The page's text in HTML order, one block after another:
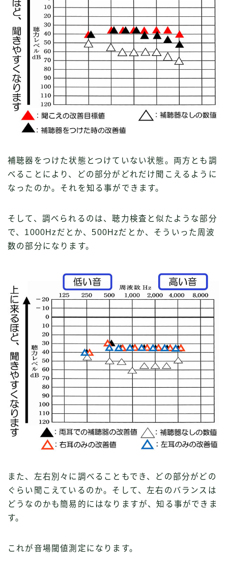
補聴器をつけた状態とつけていない状態。両方とも調
べることにより、どの部分がどれだけ聞こえるように
なったのか。それを知る事ができます。
そして、調べられるのは、聴力検査と似たような部分
で、1000Hzだとか、500Hzだとか、そういった周波
数の部分になります。
また、左右別々に調べることもでき、どの部分がどの
ぐらい聞こえているのか。そして、左右のバランスは
どうなのかも簡易的にはなりますが、知る事ができま
す。
これが音場閾値測定になります。